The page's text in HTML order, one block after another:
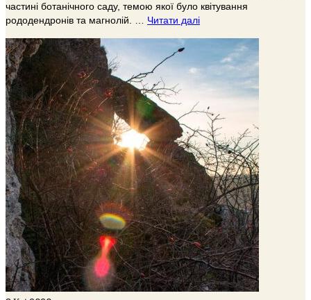
частині ботанічного саду, темою якої було квітування
рододендронів та магнолій. … Читати далі